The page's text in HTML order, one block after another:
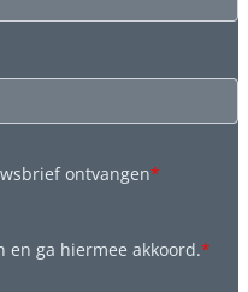
ontvangen*
en ga hiermee akkoord.*